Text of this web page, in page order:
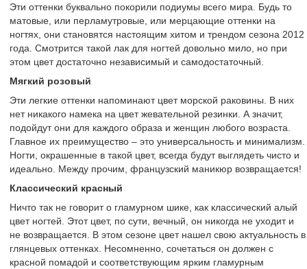
Эти оттенки буквально покорили подиумы всего мира. Будь то
матовые, или перламутровые, или мерцающие оттенки на
ногтях, они становятся настоящим хитом и трендом сезона 2012
года. Смотрится такой лак для ногтей довольно мило, но при
этом цвет достаточно независимый и самодостаточный.
Мягкий розовый
Эти легкие оттенки напоминают цвет морской раковины. В них
нет никакого намека на цвет жевательной резинки. А значит,
подойдут они для каждого образа и женщин любого возраста.
Главное их преимущество – это универсальность и минимализм.
Ногти, окрашенные в такой цвет, всегда будут выглядеть чисто и
идеально. Между прочим, французский маникюр возвращается!
Классический красный
Ничто так не говорит о гламурном шике, как классический алый
цвет ногтей. Этот цвет, по сути, вечный, он никогда не уходит и
не возвращается. В этом сезоне цвет нашел свою актуальность в
глянцевых оттенках. Несомненно, сочетаться он должен с
красной помадой и соответствующим ярким гламурным